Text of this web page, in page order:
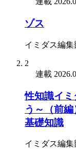
ゾス
イミダス編集
2
連載
性知識イ
う～（前
基礎知識
イミダス編集